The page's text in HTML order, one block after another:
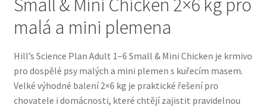
Bozita pro psy — Švédské krmivo s nordickou kvalitou
Brit pro psy
Granule pro psy
malá a mini plemena
Hill’s Science Plan Adult 1–6 Small & Mini Chicken je krmivo
pro dospělé psy malých a mini plemen s kuřecím masem.
Velké výhodné balení 2×6 kg je praktické řešení pro
chovatele i domácnosti, které chtějí zajistit pravidelnou